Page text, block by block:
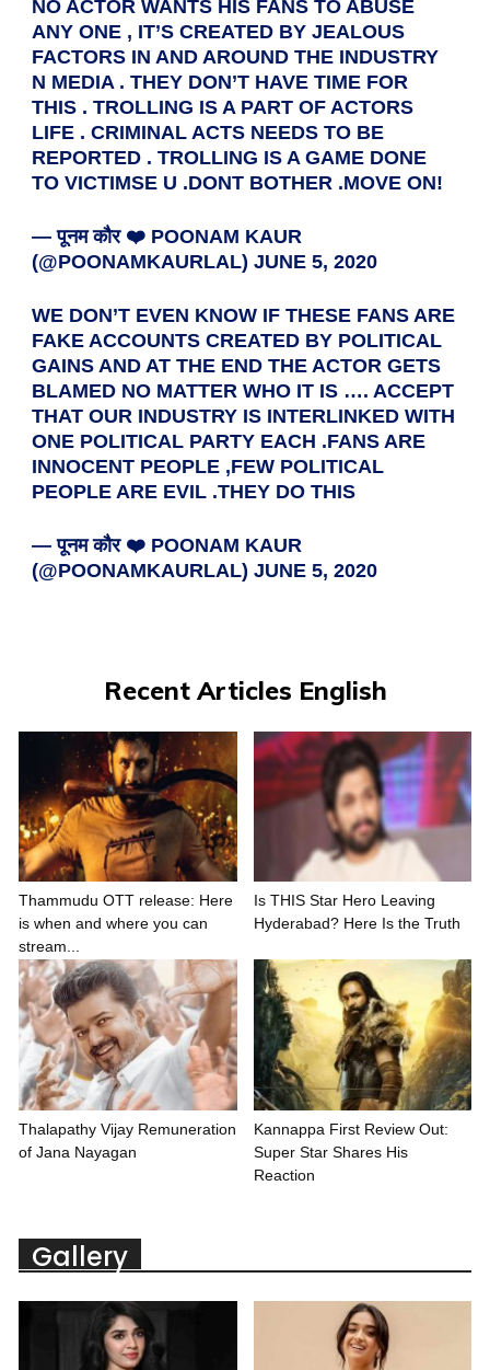
NO ACTOR WANTS HIS FANS TO ABUSE
ANY ONE , IT’S CREATED BY JEALOUS
FACTORS IN AND AROUND THE INDUSTRY
N MEDIA . THEY DON’T HAVE TIME FOR
THIS . TROLLING IS A PART OF ACTORS
LIFE . CRIMINAL ACTS NEEDS TO BE
REPORTED . TROLLING IS A GAME DONE
TO VICTIMSE U .DONT BOTHER .MOVE ON!
— पूनम कौर ❤️ POONAM KAUR
(@POONAMKAURLAL)JUNE 5, 2020
WE DON’T EVEN KNOW IF THESE FANS ARE
FAKE ACCOUNTS CREATED BY POLITICAL
GAINS AND AT THE END THE ACTOR GETS
BLAMED NO MATTER WHO IT IS …. ACCEPT
THAT OUR INDUSTRY IS INTERLINKED WITH
ONE POLITICAL PARTY EACH .FANS ARE
INNOCENT PEOPLE ,FEW POLITICAL
PEOPLE ARE EVIL .THEY DO THIS
— पूनम कौर ❤️ POONAM KAUR
(@POONAMKAURLAL)JUNE 5, 2020
Recent Articles English
Thammudu OTT release: Here
is when and where you can
stream...
Is THIS Star Hero Leaving
Hyderabad? Here Is the Truth
Thalapathy Vijay Remuneration
of Jana Nayagan
Kannappa First Review Out:
Super Star Shares His
Reaction
Gallery